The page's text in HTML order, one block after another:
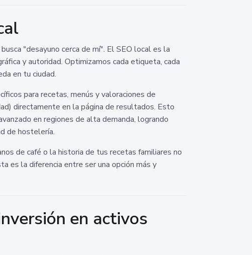
"desayuno cerca de mí". El SEO local es la
y autoridad. Optimizamos cada etiqueta, cada
en tu ciudad.
para recetas, menús y valoraciones de
directamente en la página de resultados. Esto
en regiones de alta demanda, logrando
de hostelería.
de café o la historia de tus recetas familiares no
es la diferencia entre ser una opción más y
en activos